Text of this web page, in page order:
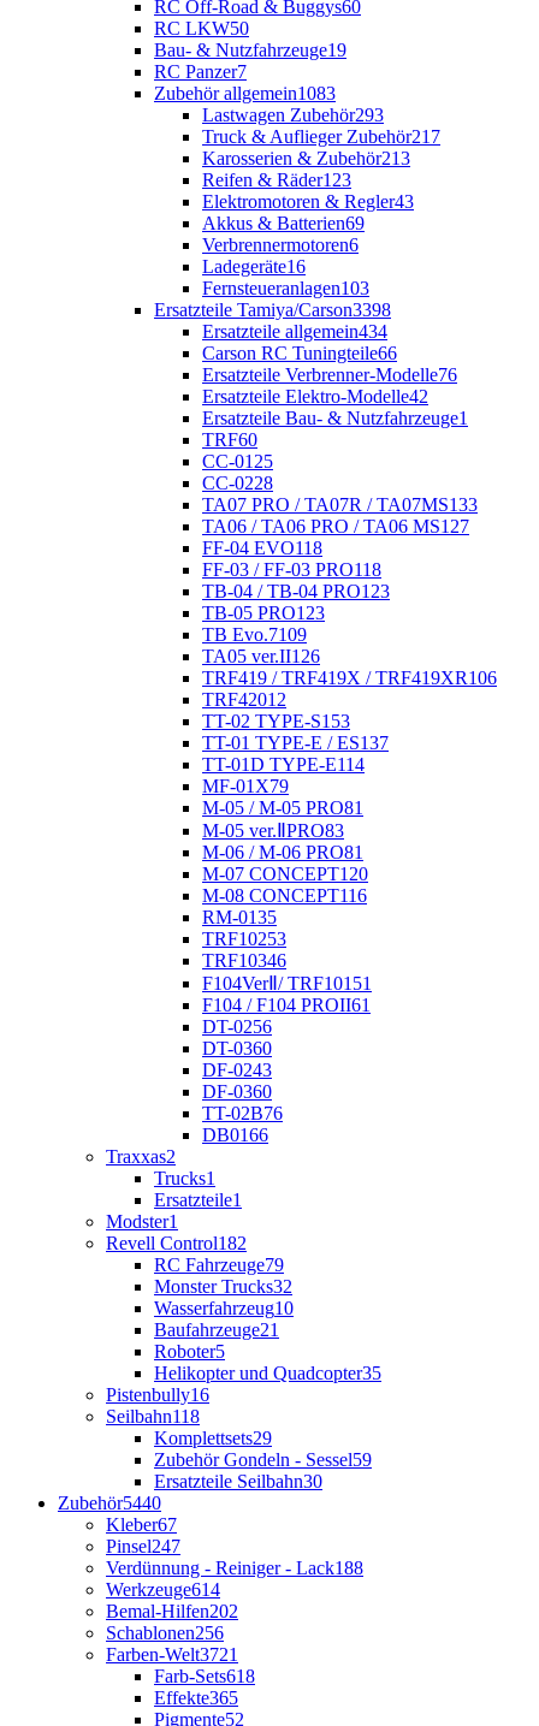
RC Off-Road & Buggys60
RC LKW50
Bau- & Nutzfahrzeuge19
RC Panzer7
Zubehör allgemein1083
Lastwagen Zubehör293
Truck & Auflieger Zubehör217
Karosserien & Zubehör213
Reifen & Räder123
Elektromotoren & Regler43
Akkus & Batterien69
Verbrennermotoren6
Ladegeräte16
Fernsteueranlagen103
Ersatzteile Tamiya/Carson3398
Ersatzteile allgemein434
Carson RC Tuningteile66
Ersatzteile Verbrenner-Modelle76
Ersatzteile Elektro-Modelle42
Ersatzteile Bau- & Nutzfahrzeuge1
TRF60
CC-01 25
CC-0228
TA07 PRO / TA07R / TA07MS133
TA06 / TA06 PRO / TA06 MS127
FF-04 EVO118
FF-03 / FF-03 PRO118
TB-04 / TB-04 PRO123
TB-05 PRO123
TB Evo.7109
TA05 ver.II126
TRF419 / TRF419X / TRF419XR106
TRF42012
TT-02 TYPE-S153
TT-01 TYPE-E / ES137
TT-01D TYPE-E114
MF-01X79
M-05 / M-05 PRO81
M-05 ver.ⅡPRO83
M-06 / M-06 PRO81
M-07 CONCEPT120
M-08 CONCEPT116
RM-0135
TRF10253
TRF10346
F104VerⅡ/ TRF101 51
F104 / F104 PROII61
DT-0256
DT-0360
DF-0243
DF-0360
TT-02B76
DB0166
Traxxas2
Trucks1
Ersatzteile1
Modster1
Revell Control182
RC Fahrzeuge79
Monster Trucks32
Wasserfahrzeug10
Baufahrzeuge21
Roboter5
Helikopter und Quadcopter35
Pistenbully16
Seilbahn118
Komplettsets29
Zubehör Gondeln - Sessel59
Ersatzteile Seilbahn30
Zubehör5440
Kleber67
Pinsel247
Verdünnung - Reiniger - Lack188
Werkzeuge614
Bemal-Hilfen202
Schablonen256
Farben-Welt3721
Farb-Sets618
Effekte365
Pigmente52